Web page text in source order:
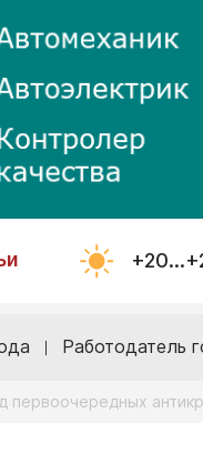
Работодатель
первоочередных